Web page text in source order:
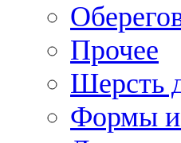
Прочее
Шерсть
Формы